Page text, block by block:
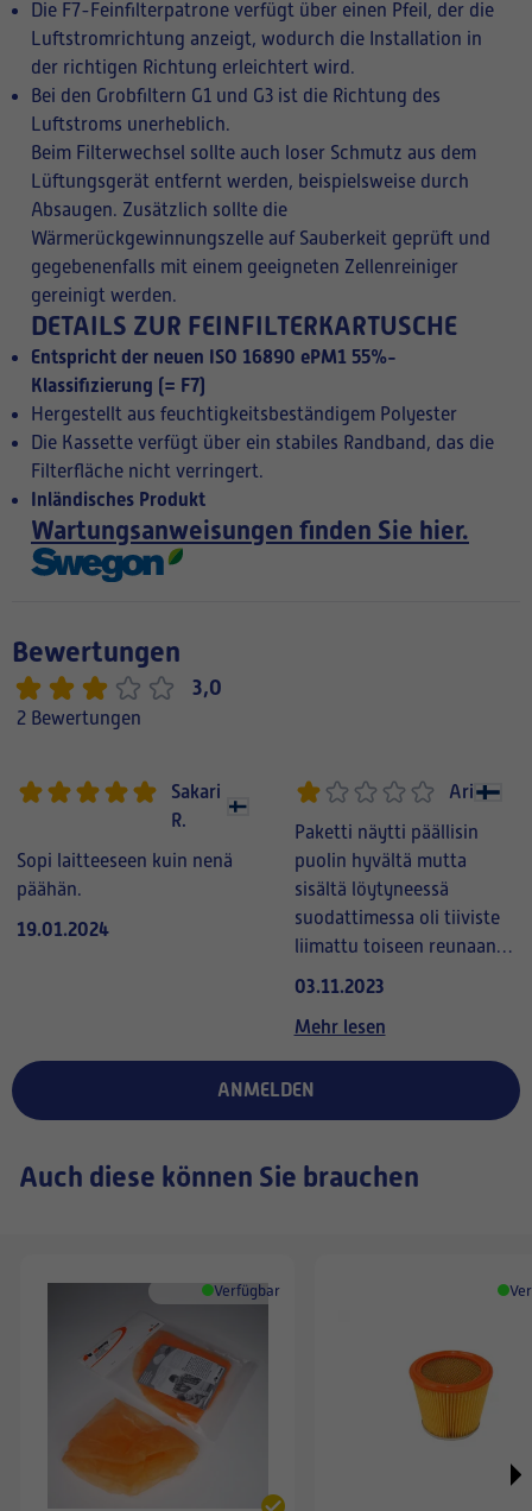
Die F7-Feinfilterpatrone verfügt über einen Pfeil, der die
Luftstromrichtung anzeigt, wodurch die Installation in
der richtigen Richtung erleichtert wird.
Bei den Grobfiltern G1 und G3 ist die Richtung des
Luftstroms unerheblich.
Beim Filterwechsel sollte auch loser Schmutz aus dem
Lüftungsgerät entfernt werden, beispielsweise durch
Absaugen. Zusätzlich sollte die
Wärmerückgewinnungszelle auf Sauberkeit geprüft und
gegebenenfalls mit einem geeigneten Zellenreiniger
gereinigt werden.
DETAILS ZUR FEINFILTERKARTUSCHE
Entspricht der neuen ISO 16890 ePM1 55%-
Klassifizierung (= F7)
Hergestellt aus feuchtigkeitsbeständigem Polyester
Die Kassette verfügt über ein stabiles Randband, das die
Filterfläche nicht verringert.
Inländisches Produkt
Wartungsanweisungen finden Sie hier.
Bewertungen
3,0
2 Bewertungen
Sakari
R.
Sopi laitteeseen kuin nenä
päähän.
19.01.2024
Ari
Paketti näytti päällisin
puolin hyvältä mutta
sisältä löytyneessä
suodattimessa oli tiiviste
liimattu toiseen reunaan
kuin alkuperäisessä
suodattimessa ja samalla
tavalla kuin toisessa
tilaamassa
tarvikesuodattimessa. Sen
(alkuperäinen) tuote että
Hei, ja kiitos palautteesta.
03.11.2023
Mehr lesen
ANMELDEN
Auch diese können Sie brauchen
Verfügbar